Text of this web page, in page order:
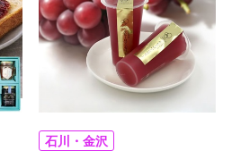
石川・金沢